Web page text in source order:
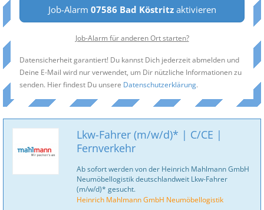
Job-Alarm 07586 Bad Köstritzaktivieren
Job-Alarm für anderen Ort starten?
Datensicherheit garantiert! Du kannst Dich jederzeit abmelden und
Deine E-Mail wird nur verwendet, um Dir nützliche Informationen zu
senden. Hier findest Du unsere Datenschutzerklärung.
Lkw-Fahrer (m/w/d)* | C/CE |
Fernverkehr
Ab sofort werden von der Heinrich Mahlmann GmbH
Neumöbellogistik deutschlandweit Lkw-Fahrer
(m/w/d)* gesucht.
Heinrich Mahlmann GmbH Neumöbellogistik